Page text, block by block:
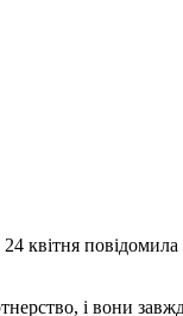
квітня
і вони